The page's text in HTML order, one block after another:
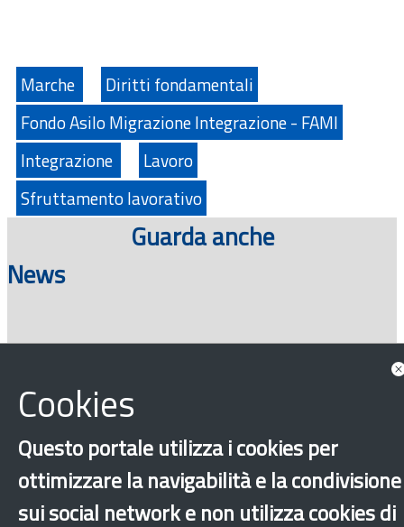
Marche
Diritti fondamentali
Fondo Asilo Migrazione Integrazione - FAMI
Integrazione
Lavoro
Sfruttamento lavorativo
Guarda anche
News
Cookies
Questo portale utilizza i cookies per
ottimizzare la navigabilità e la condivisione
sui social network e non utilizza cookies di